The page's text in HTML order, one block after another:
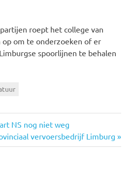
roept het college van
om te onderzoeken of er
spoorlijnen te behalen
NS nog niet weg
vervoersbedrijf Limburg